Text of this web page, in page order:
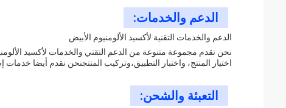
الدعم والخدمات:
الدعم والخدمات التقنية لأكسيد الألومنيوم الأبيض
نحن نقدم مجموعة متنوعة من الدعم التقني والخدمات لأكسيد
اختيار المنتج، واختبار التطبيق،وتركيب المنتجنحن نقدم أيضا
التعبئة والشحن: